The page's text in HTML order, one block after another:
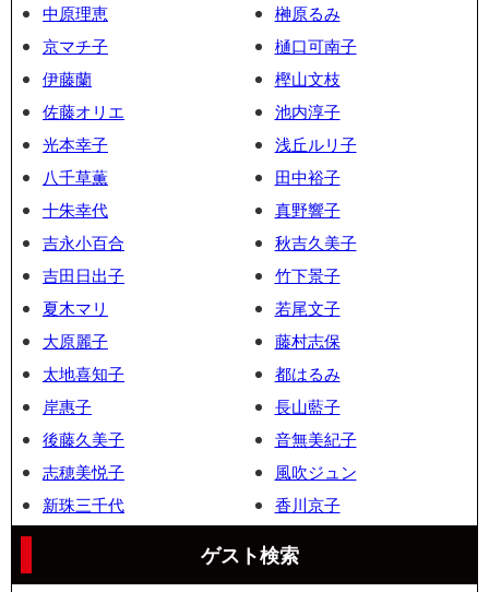
中原理恵
京マチ子
伊藤蘭
佐藤オリエ
光本幸子
八千草薫
十朱幸代
吉永小百合
吉田日出子
夏木マリ
大原麗子
太地喜知子
岸惠子
後藤久美子
志穂美悦子
新珠三千代
榊原るみ
樋口可南子
樫山文枝
池内淳子
浅丘ルリ子
田中裕子
真野響子
秋吉久美子
竹下景子
若尾文子
藤村志保
都はるみ
長山藍子
音無美紀子
風吹ジュン
香川京子
ゲスト検索